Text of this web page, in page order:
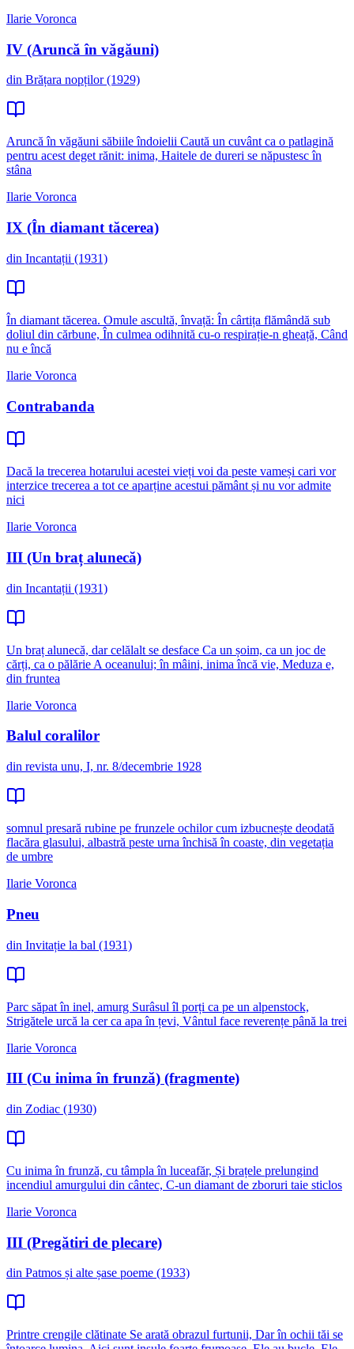
Ilarie Voronca
IV (Aruncă în văgăuni)
din Brățara nopților (1929)
Aruncă în văgăuni săbiile îndoielii Caută un cuvânt ca o patlagină
pentru acest deget rănit: inima, Haitele de dureri se năpustesc în
stâna
Ilarie Voronca
IX (În diamant tăcerea)
din Incantații (1931)
În diamant tăcerea. Omule ascultă, învață: În cârtița flămândă sub
doliul din cărbune, În culmea odihnită cu-o respirație-n gheață, Când
nu e încă
Ilarie Voronca
Contrabanda
Dacă la trecerea hotarului acestei vieți voi da peste vameși cari vor
interzice trecerea a tot ce aparține acestui pământ și nu vor admite
nici
Ilarie Voronca
III (Un braț alunecă)
din Incantații (1931)
Un braț alunecă, dar celălalt se desface Ca un șoim, ca un joc de
cărți, ca o pălărie A oceanului; în mâini, inima încă vie, Meduza e,
din fruntea
Ilarie Voronca
Balul coralilor
din revista unu, I, nr. 8/decembrie 1928
somnul presară rubine pe frunzele ochilor cum izbucnește deodată
flacăra glasului, albastră peste urna închisă în coaste, din vegetația
de umbre
Ilarie Voronca
Pneu
din Invitație la bal (1931)
Parc săpat în inel, amurg Surâsul îl porți ca pe un alpenstock,
Strigătele urcă la cer ca apa în țevi, Vântul face reverențe până la trei
Ilarie Voronca
III (Cu inima în frunză) (fragmente)
din Zodiac (1930)
Cu inima în frunză, cu tâmpla în luceafăr, Și brațele prelungind
incendiul amurgului din cântec, C-un diamant de zboruri taie sticlos
Ilarie Voronca
III (Pregătiri de plecare)
din Patmos și alte șase poeme (1933)
Printre crengile clătinate Se arată obrazul furtunii, Dar în ochii tăi se